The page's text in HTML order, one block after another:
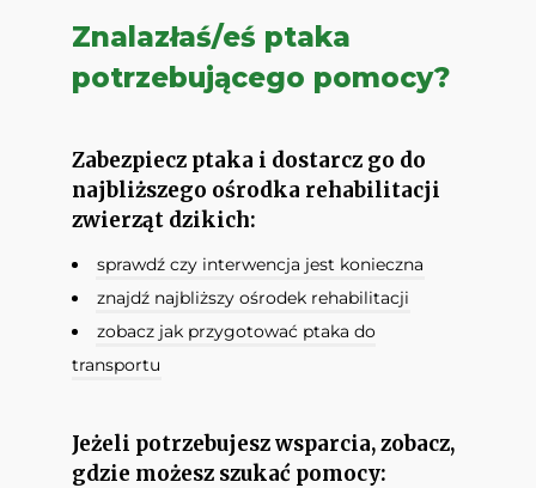
Znalazłaś/eś ptaka
potrzebującego pomocy?
Zabezpiecz ptaka i dostarcz go do
najbliższego ośrodka rehabilitacji
zwierząt dzikich:
sprawdź czy interwencja jest konieczna
znajdź najbliższy ośrodek rehabilitacji
zobacz jak przygotować ptaka do
transportu
Jeżeli potrzebujesz wsparcia, zobacz,
gdzie możesz szukać pomocy: